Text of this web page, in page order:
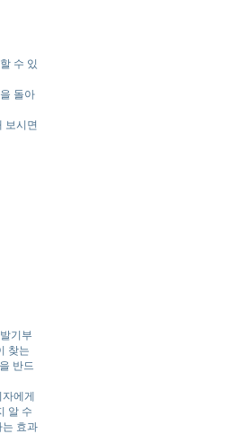
수 있
돌아
보시면
기부
찾는
반드
에게
알 수
는 효과